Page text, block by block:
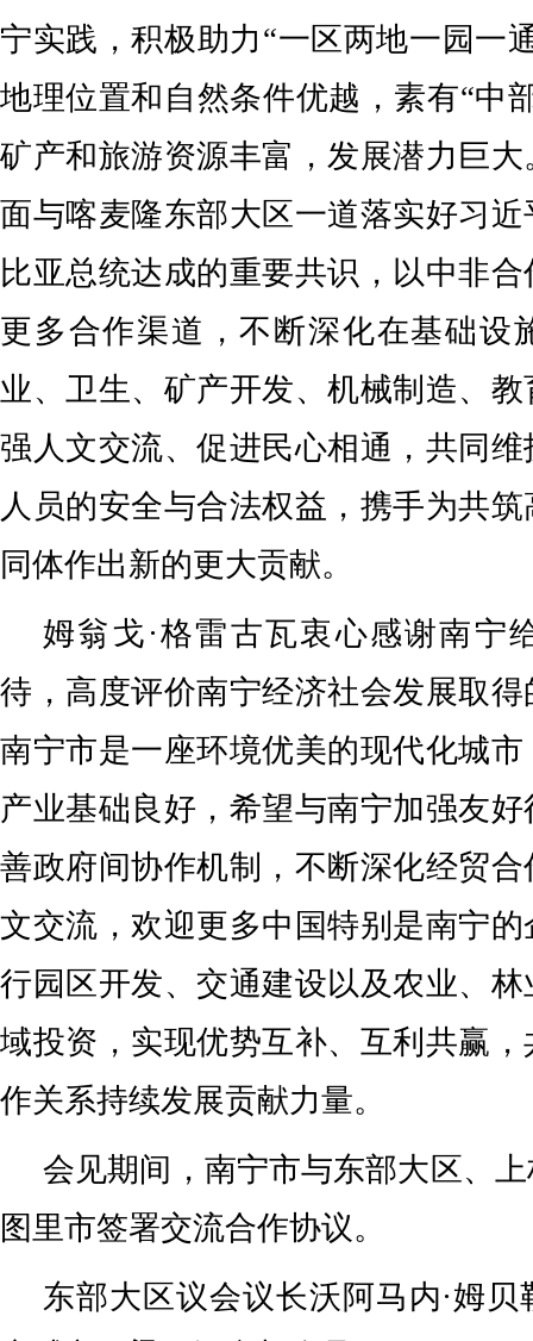
宁实践，积极助力“一区两地一园一
地理位置和自然条件优越，素有“中
矿产和旅游资源丰富，发展潜力巨
面与喀麦隆东部大区一道落实好习
比亚总统达成的重要共识，以中非
更多合作渠道，不断深化在基础设
业、卫生、矿产开发、机械制造、
强人文交流、促进民心相通，共同
人员的安全与合法权益，携手为共
同体作出新的更大贡献。
姆翁戈·格雷古瓦衷心感谢南宁
待，高度评价南宁经济社会发展取
南宁市是一座环境优美的现代化城
产业基础良好，希望与南宁加强友
善政府间协作机制，不断深化经贸
文交流，欢迎更多中国特别是南宁
行园区开发、交通建设以及农业、
域投资，实现优势互补、互利共赢
作关系持续发展贡献力量。
会见期间，南宁市与东部大区、
图里市签署交流合作协议。
东部大区议会议长沃阿马内·姆